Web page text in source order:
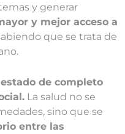
y generar
y mejor acceso a
que se trata de
de completo
La salud no se
sino que se
entre las